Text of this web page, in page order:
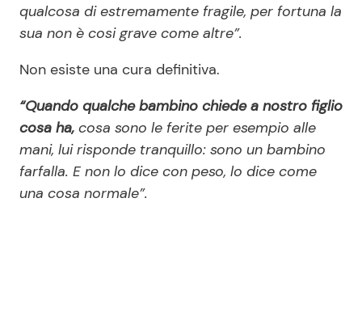
qualcosa di estremamente fragile, per fortuna la
sua non è cosi grave come altre”.
Non esiste una cura definitiva.
“Quando qualche bambino chiede a nostro figlio
cosa ha, cosa sono le ferite per esempio alle
mani, lui risponde tranquillo: sono un bambino
farfalla. E non lo dice con peso, lo dice come
una cosa normale”.